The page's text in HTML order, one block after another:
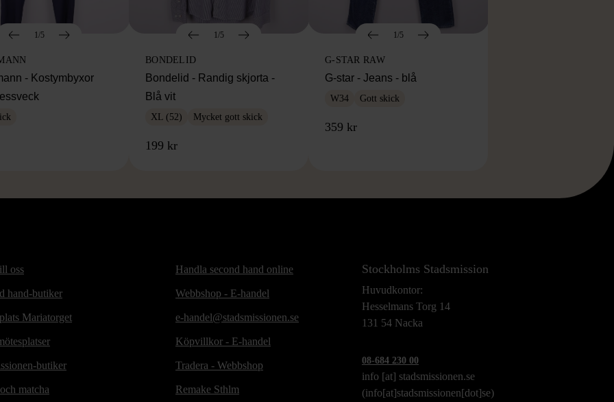
1/5
- Kostymbyxor
1/5
BONDELID
Bondelid - Randig skjorta -
Blå vit
XL (52) Mycket gott skick
199 kr
1/5
G-STAR RAW
G-star - Jeans - blå
W34 Gott skick
359 kr
oss
hand-butiker
Mariatorget
butiker
matcha
Handla second hand online
Webbshop - E-handel
e-handel@stadsmissionen.se
Köpvillkor - E-handel
Tradera - Webbshop
Remake Sthlm
Stockholms Stadsmission
Huvudkontor:
Hesselmans Torg 14
131 54 Nacka
08-684 230 00
info [at] stadsmissionen.se
(info[at]stadsmissionen[dot]se)